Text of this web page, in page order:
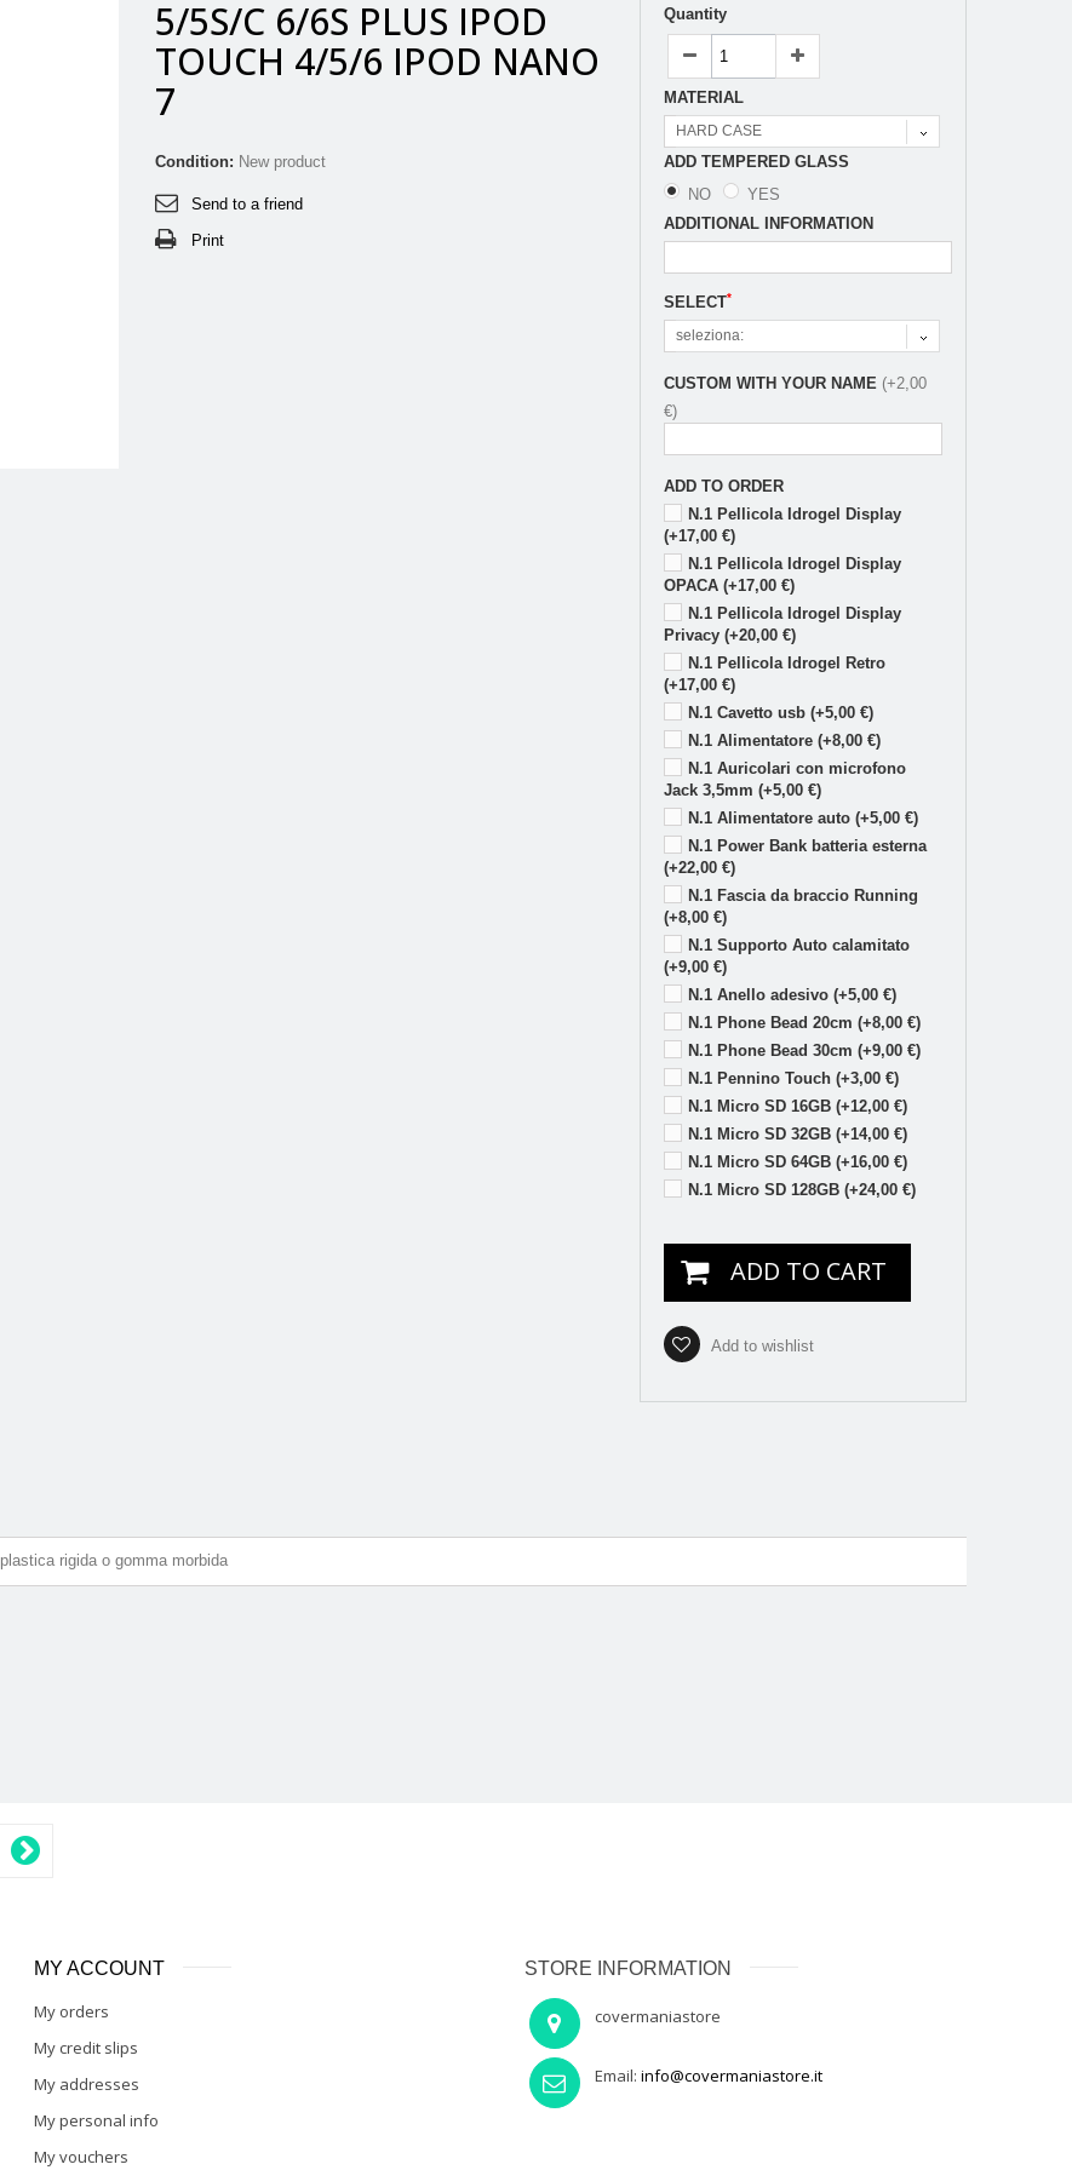
5/5S/C 6/6S PLUS IPOD
TOUCH 4/5/6 IPOD NANO
7
Condition: New product
Send to a friend
Print
Quantity
MATERIAL
HARD CASE
ADD TEMPERED GLASS
NO
YES
ADDITIONAL INFORMATION
SELECT*
seleziona:
CUSTOM WITH YOUR NAME (+2,00
€)
ADD TO ORDER
N.1 Pellicola Idrogel Display
(+17,00 €)
N.1 Pellicola Idrogel Display
OPACA (+17,00 €)
N.1 Pellicola Idrogel Display
Privacy (+20,00 €)
N.1 Pellicola Idrogel Retro
(+17,00 €)
N.1 Cavetto usb (+5,00 €)
N.1 Alimentatore (+8,00 €)
N.1 Auricolari con microfono
Jack 3,5mm (+5,00 €)
N.1 Alimentatore auto (+5,00 €)
N.1 Power Bank batteria esterna
(+22,00 €)
N.1 Fascia da braccio Running
(+8,00 €)
N.1 Supporto Auto calamitato
(+9,00 €)
N.1 Anello adesivo (+5,00 €)
N.1 Phone Bead 20cm (+8,00 €)
N.1 Phone Bead 30cm (+9,00 €)
N.1 Pennino Touch (+3,00 €)
N.1 Micro SD 16GB (+12,00 €)
N.1 Micro SD 32GB (+14,00 €)
N.1 Micro SD 64GB (+16,00 €)
N.1 Micro SD 128GB (+24,00 €)
ADD TO CART
Add to wishlist
plastica rigida o gomma morbida
MY ACCOUNT
My orders
My credit slips
My addresses
My personal info
My vouchers
STORE INFORMATION
covermaniastore
Email: info@covermaniastore.it